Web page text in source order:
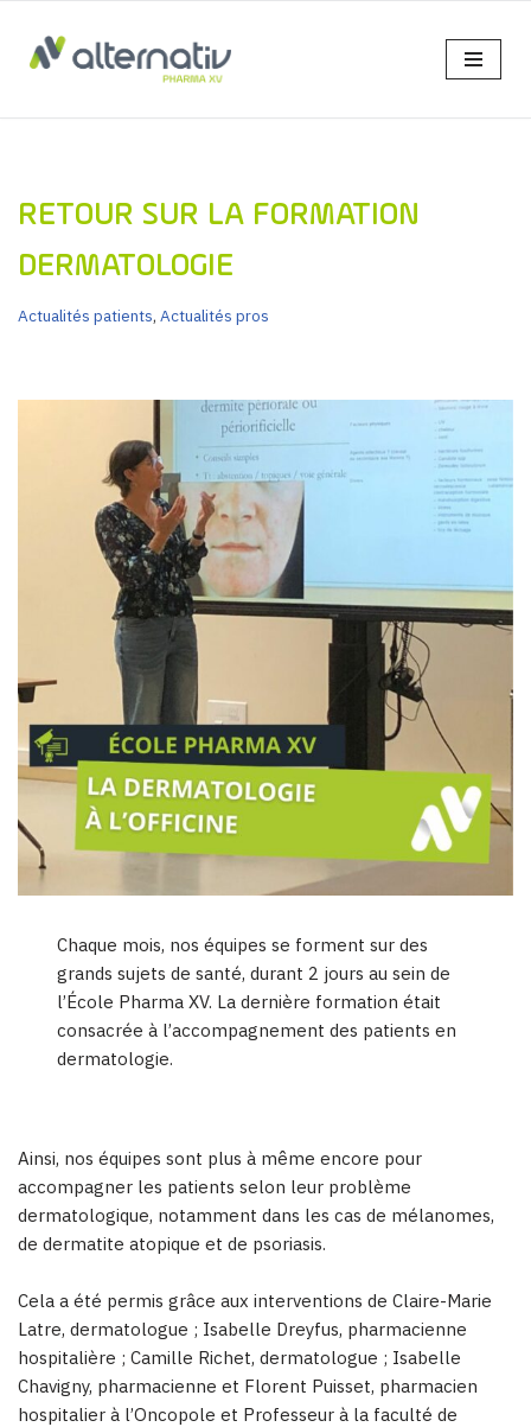
Aller
contenu
RETOUR SUR LA FORMATION
DERMATOLOGIE
Actualités patients, Actualités pros
Chaque mois, nos équipes se forment sur des
grands sujets de santé, durant 2 jours au sein de
l’École Pharma XV. La dernière formation était
consacrée à l’accompagnement des patients en
dermatologie.
Ainsi, nos équipes sont plus à même encore pour
accompagner les patients selon leur problème
dermatologique, notamment dans les cas de mélanomes,
de dermatite atopique et de psoriasis.
Cela a été permis grâce aux interventions de Claire-Marie
Latre, dermatologue ; Isabelle Dreyfus, pharmacienne
hospitalière ; Camille Richet, dermatologue ; Isabelle
Chavigny, pharmacienne et Florent Puisset, pharmacien
hospitalier à l’Oncopole et Professeur à la faculté de